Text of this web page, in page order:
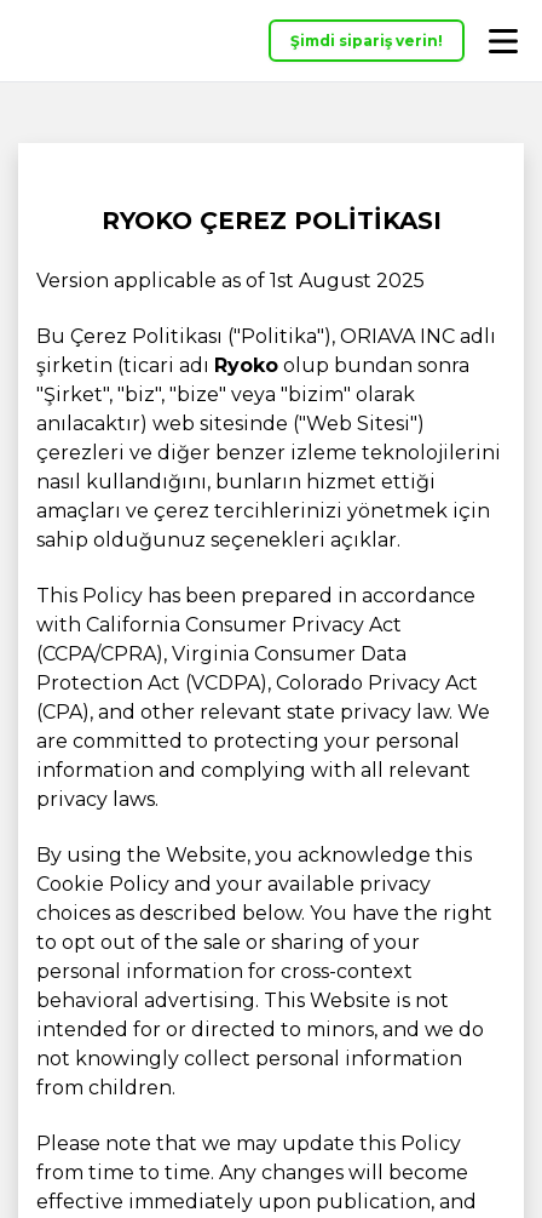
Şimdi sipariş verin!
RYOKO ÇEREZ POLITIKASI
Version applicable as of 1st August 2025
Bu Çerez Politikası ("Politika"), ORIAVA INC adlı
şirketin (ticari adı Ryoko olup bundan sonra
"Şirket", "biz", "bize" veya "bizim" olarak
anılacaktır) web sitesinde ("Web Sitesi")
çerezleri ve diğer benzer izleme teknolojilerini
nasıl kullandığını, bunların hizmet ettiği
amaçları ve çerez tercihlerinizi yönetmek için
sahip olduğunuz seçenekleri açıklar.
This Policy has been prepared in accordance
with California Consumer Privacy Act
(CCPA/CPRA), Virginia Consumer Data
Protection Act (VCDPA), Colorado Privacy Act
(CPA), and other relevant state privacy law. We
are committed to protecting your personal
information and complying with all relevant
privacy laws.
By using the Website, you acknowledge this
Cookie Policy and your available privacy
choices as described below. You have the right
to opt out of the sale or sharing of your
personal information for cross-context
behavioral advertising. This Website is not
intended for or directed to minors, and we do
not knowingly collect personal information
from children.
Please note that we may update this Policy
from time to time. Any changes will become
effective immediately upon publication, and